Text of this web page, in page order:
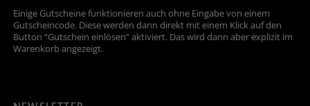
Einige Gutscheine funktionieren auch ohne Eingabe von einem
Gutscheincode. Diese werden dann direkt mit einem Klick auf den
Button “Gutschein einlösen” aktiviert. Das wird dann aber explizit im
Warenkorb angezeigt.